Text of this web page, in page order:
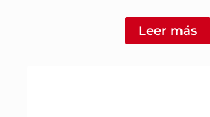
Leer más